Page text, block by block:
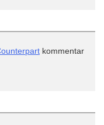
kommentar